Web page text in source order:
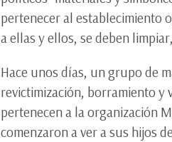
pertenecer al establecimiento
a ellas y ellos, se deben
Hace unos días, un grupo de
revictimización, borramiento y
pertenecen a la organización
comenzaron a ver a sus hijos